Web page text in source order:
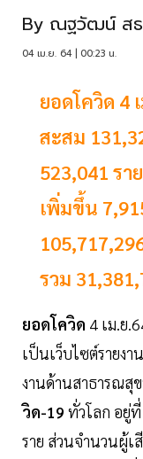
By ณฐวัฒน์ สธ
04 เม.ย. 64 | 00:23 น.
ยอดโควิด 4
สะสม
523,041 รา
เพิ่มขึ้น
รวม
ยอดโควิด 4 เม.ย
เป็นเว็บไซต์รายง
งานด้านสาธารณสุ
วิด-19 ทั่วโลก อยู่
ราย ส่วนจำนวนผู้เ